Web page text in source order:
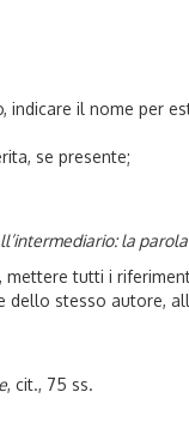
indicare il nome per
se presente;
la
mettere tutti i
dello stesso autore,
, cit., 75 ss.